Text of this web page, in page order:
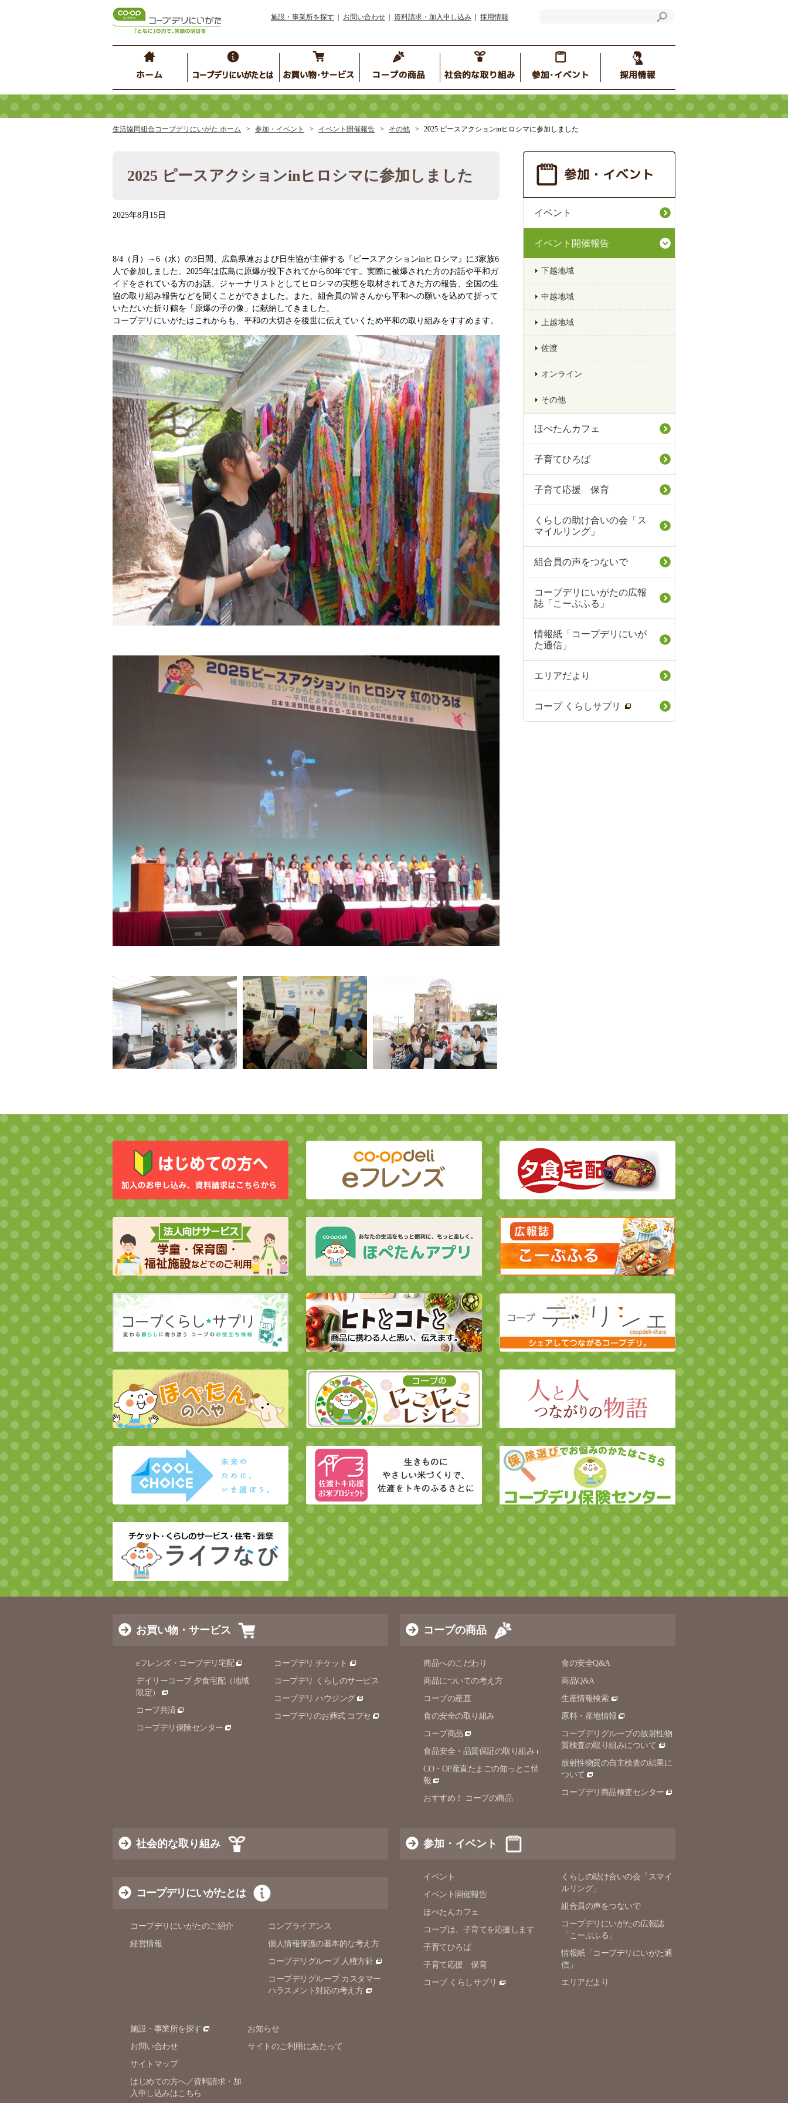
施設・事業所を探す お問い合わせ 資料請求・加入申し込み 採用情報
生活協同組合コープデリにいがた ホーム 参加・イベント イベント開催報告 その他 2025 ピースアクションinヒロシマに参加しました
2025 ピースアクションinヒロシマに参加しました
2025年8月15日
8/4（月）～6（水）の3日間、広島県連および日生協が主催する『ピースアクションinヒロシマ』に3家族6
人で参加しました。2025年は広島に原爆が投下されてから80年です。実際に被爆された方のお話や平和ガ
イドをされている方のお話、ジャーナリストとしてヒロシマの実態を取材されてきた方の報告、全国の生
協の取り組み報告などを聞くことができました。また、組合員の皆さんから平和への願いを込めて折って
いただいた折り鶴を「原爆の子の像」に献納してきました。
コープデリにいがたはこれからも、平和の大切さを後世に伝えていくため平和の取り組みをすすめます。
イベント
イベント開催報告
下越地域
中越地域
上越地域
佐渡
オンライン
その他
ほぺたんカフェ
子育てひろば
子育て応援 保育
くらしの助け合いの会「ス
マイルリング」
組合員の声をつないで
コープデリにいがたの広報
誌「こーぷふる」
情報紙「コープデリにいが
た通信」
エリアだより
コープ くらしサプリ
お買い物・サービス
eフレンズ・コープデリ宅配
デイリーコープ 夕食宅配（地域
限定）
コープ共済
コープデリ保険センター
コープデリ チケット
コープデリ くらしのサービス
コープデリ ハウジング
コープデリのお葬式 コプセ
コープの商品
商品へのこだわり
商品についての考え方
コープの産直
食の安全の取り組み
コープ商品
食品安全・品質保証の取り組み
CO・OP産直たまごの知っとこ情
報
おすすめ！ コープの商品
食の安全Q&A
商品Q&A
生産情報検索
原料・産地情報
コープデリグループの放射性物
質検査の取り組みについて
放射性物質の自主検査の結果に
ついて
コープデリ商品検査センター
社会的な取り組み
コープデリにいがたとは
コープデリにいがたのご紹介
経営情報
コンプライアンス
個人情報保護の基本的な考え方
コープデリグループ 人権方針
コープデリグループ カスタマー
ハラスメント対応の考え方
参加・イベント
イベント
イベント開催報告
ほぺたんカフェ
コープは、子育てを応援します
子育てひろば
子育て応援 保育
コープ くらしサプリ
くらしの助け合いの会「スマイ
ルリング」
組合員の声をつないで
コープデリにいがたの広報誌
「こーぷふる」
情報紙「コープデリにいがた通
信」
エリアだより
施設・事業所を探す
お問い合わせ
サイトマップ
はじめての方へ／資料請求・加
入申し込みはこちら
お知らせ
サイトのご利用にあたって